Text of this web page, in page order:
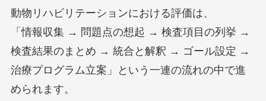
動物リハビリテーションにおける評価は、
「情報収集 → 問題点の想起 → 検査項目の列挙 →
検査結果のまとめ → 統合と解釈 → ゴール設定 →
治療プログラム立案」という一連の流れの中で進
められます。